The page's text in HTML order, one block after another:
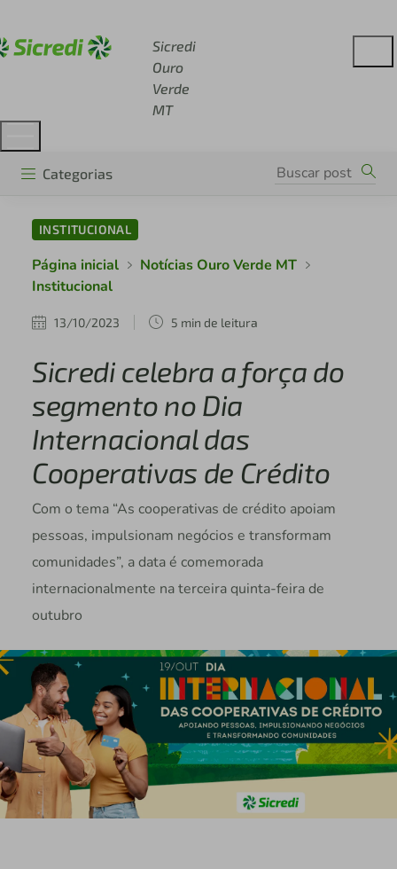
Sicredi
Ouro
Verde
MT
Categorias
INSTITUCIONAL
Página inicial
Notícias Ouro Verde MT
Institucional
13/10/2023 5 min de leitura
Sicredi celebra a força do
segmento no Dia
Internacional das
Cooperativas de Crédito
Com o tema “As cooperativas de crédito apoiam
pessoas, impulsionam negócios e transformam
comunidades”, a data é comemorada
internacionalmente na terceira quinta-feira de
outubro